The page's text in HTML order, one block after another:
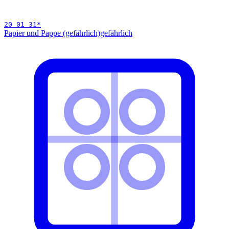
20 01 31*
Papier und Pappe (gefährlich)gefährlich